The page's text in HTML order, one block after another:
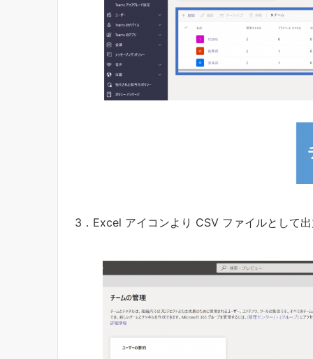
3．Excel アイコンより CSV ファイルとして